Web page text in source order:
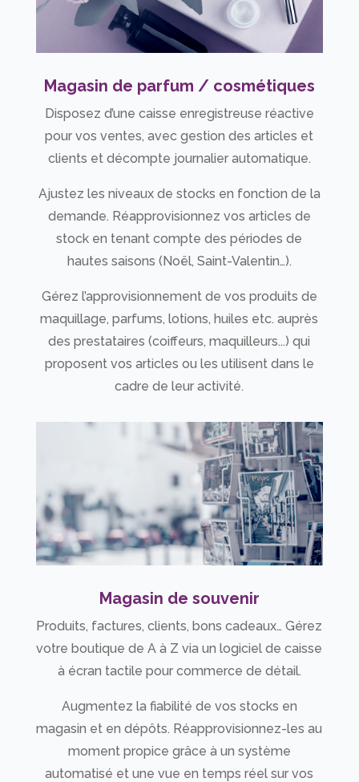
Magasin de parfum / cosmétiques
Disposez d’une caisse enregistreuse réactive
pour vos ventes, avec gestion des articles et
clients et décompte journalier automatique.
Ajustez les niveaux de stocks en fonction de la
demande. Réapprovisionnez vos articles de
stock en tenant compte des périodes de
hautes saisons (Noël, Saint-Valentin…).
Gérez l’approvisionnement de vos produits de
maquillage, parfums, lotions, huiles etc. auprès
des prestataires (coiffeurs, maquilleurs...) qui
proposent vos articles ou les utilisent dans le
cadre de leur activité.
Magasin de souvenir
Produits, factures, clients, bons cadeaux… Gérez
votre boutique de A à Z via un logiciel de caisse
à écran tactile pour commerce de détail.
Augmentez la fiabilité de vos stocks en
magasin et en dépôts. Réapprovisionnez-les au
moment propice grâce à un système
automatisé et une vue en temps réel sur vos